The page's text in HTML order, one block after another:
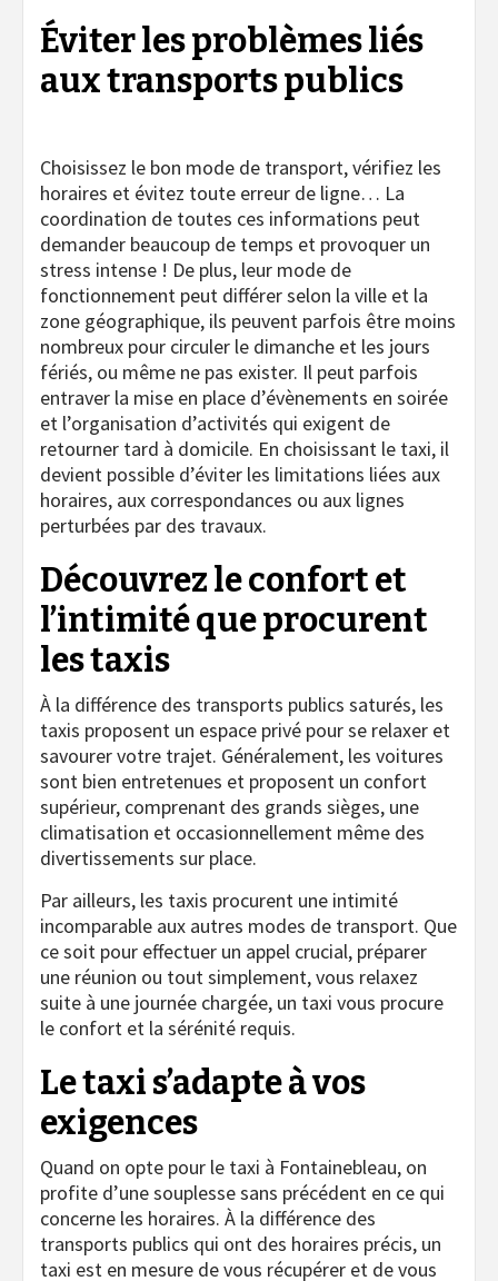
Éviter les problèmes liés
aux transports publics
Choisissez le bon mode de transport, vérifiez les
horaires et évitez toute erreur de ligne… La
coordination de toutes ces informations peut
demander beaucoup de temps et provoquer un
stress intense ! De plus, leur mode de
fonctionnement peut différer selon la ville et la
zone géographique, ils peuvent parfois être moins
nombreux pour circuler le dimanche et les jours
fériés, ou même ne pas exister. Il peut parfois
entraver la mise en place d’évènements en soirée
et l’organisation d’activités qui exigent de
retourner tard à domicile. En choisissant le taxi, il
devient possible d’éviter les limitations liées aux
horaires, aux correspondances ou aux lignes
perturbées par des travaux.
Découvrez le confort et
l’intimité que procurent
les taxis
À la différence des transports publics saturés, les
taxis proposent un espace privé pour se relaxer et
savourer votre trajet. Généralement, les voitures
sont bien entretenues et proposent un confort
supérieur, comprenant des grands sièges, une
climatisation et occasionnellement même des
divertissements sur place.
Par ailleurs, les taxis procurent une intimité
incomparable aux autres modes de transport. Que
ce soit pour effectuer un appel crucial, préparer
une réunion ou tout simplement, vous relaxez
suite à une journée chargée, un taxi vous procure
le confort et la sérénité requis.
Le taxi s’adapte à vos
exigences
Quand on opte pour le taxi à Fontainebleau, on
profite d’une souplesse sans précédent en ce qui
concerne les horaires. À la différence des
transports publics qui ont des horaires précis, un
taxi est en mesure de vous récupérer et de vous